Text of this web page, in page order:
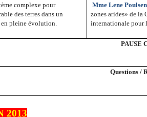
complexe pour
des terres dans un
pleine évolution.
Mme Lene
zones arides» de la
internationale pour
PAUSE
Questions /
2013